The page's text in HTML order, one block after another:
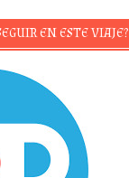
EN ESTE VIAJE?